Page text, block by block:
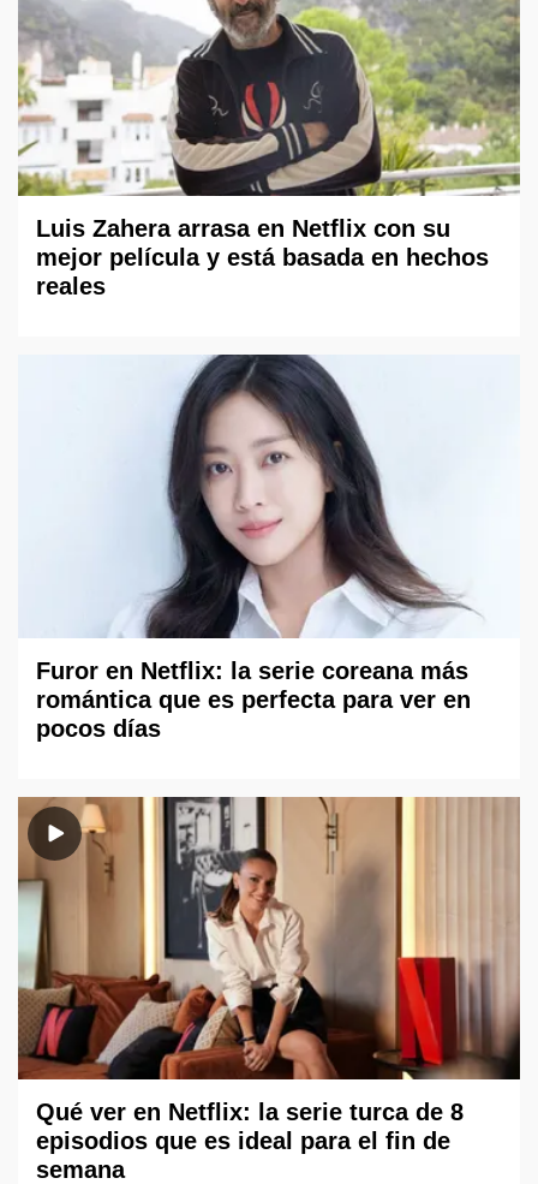
Luis Zahera arrasa en Netflix con su
mejor película y está basada en hechos
reales
Furor en Netflix: la serie coreana más
romántica que es perfecta para ver en
pocos días
Qué ver en Netflix: la serie turca de 8
episodios que es ideal para el fin de
semana